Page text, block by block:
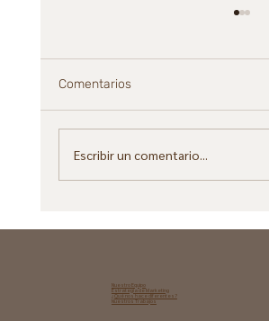
Comentarios
Escribir un comentario...
Nuestro Equipo
Estrategia de Marketing​
¿Qué nos hace diferentes?
Nuestros Trabajos